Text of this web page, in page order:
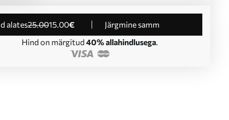
alates25.0015.00€
Järgmine samm
Hind on märgitud 40% allahindlusega.